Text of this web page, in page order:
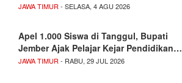
JAWA TIMUR - SELASA, 4 AGU 2026
Apel 1.000 Siswa di Tanggul, Bupati
Jember Ajak Pelajar Kejar Pendidikan…
JAWA TIMUR - RABU, 29 JUL 2026